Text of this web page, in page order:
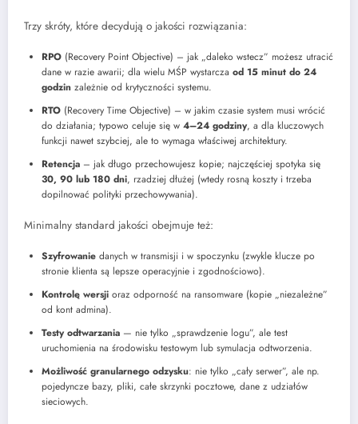
Trzy skróty, które decydują o jakości rozwiązania:
RPO (Recovery Point Objective) – jak „daleko wstecz” możesz utracić
dane w razie awarii; dla wielu MŚP wystarcza od 15 minut do 24
godzin zależnie od krytyczności systemu.
RTO (Recovery Time Objective) – w jakim czasie system musi wrócić
do działania; typowo celuje się w 4–24 godziny, a dla kluczowych
funkcji nawet szybciej, ale to wymaga właściwej architektury.
Retencja – jak długo przechowujesz kopie; najczęściej spotyka się
30, 90 lub 180 dni, rzadziej dłużej (wtedy rosną koszty i trzeba
dopilnować polityki przechowywania).
Minimalny standard jakości obejmuje też:
Szyfrowanie danych w transmisji i w spoczynku (zwykle klucze po
stronie klienta są lepsze operacyjnie i zgodnościowo).
Kontrolę wersji oraz odporność na ransomware (kopie „niezależne”
od kont admina).
Testy odtwarzania — nie tylko „sprawdzenie logu”, ale test
uruchomienia na środowisku testowym lub symulacja odtworzenia.
Możliwość granularnego odzysku: nie tylko „cały serwer”, ale np.
pojedyncze bazy, pliki, całe skrzynki pocztowe, dane z udziałów
sieciowych.